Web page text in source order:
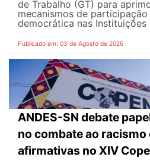
de Trabalho (GT) para
mecanismos de
democrática nas Instituições
Publicado em: 03 de Agosto de 2026
ANDES-SN debate
no combate ao racismo
afirmativas no XIV